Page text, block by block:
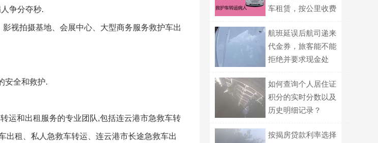
争分夺秒.
视拍摄基地、会展中心、大型商务服务救护车出
安全和救护.
运和出租服务的专业团队,包括连云港市急救车转
出租、私人急救车转运、连云港市长途急救车出
车租赁，按公里收费
航班延误后航司递来
代金券，旅客能不能
拒绝并要求现金处
如何查询个人居住证
积分的实时分数以及
历史明细记录？
按揭房贷款利率选择